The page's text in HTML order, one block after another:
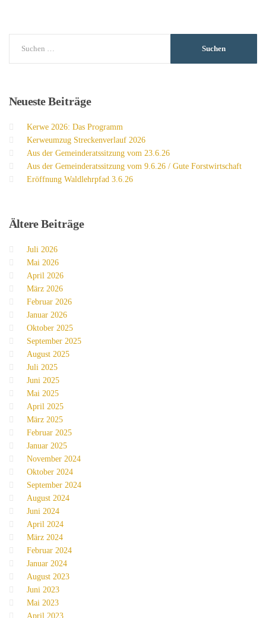
NeuesteBeiträge
Kerwe 2026: Das Programm
Kerweumzug Streckenverlauf 2026
Aus der Gemeinderatssitzung vom 23.6.26
Aus der Gemeinderatssitzung vom 9.6.26 / Gute Forstwirtschaft
Eröffnung Waldlehrpfad 3.6.26
ÄltereBeiträge
Juli 2026
Mai 2026
April 2026
März 2026
Februar 2026
Januar 2026
Oktober 2025
September 2025
August 2025
Juli 2025
Juni 2025
Mai 2025
April 2025
März 2025
Februar 2025
Januar 2025
November 2024
Oktober 2024
September 2024
August 2024
Juni 2024
April 2024
März 2024
Februar 2024
Januar 2024
August 2023
Juni 2023
Mai 2023
April 2023